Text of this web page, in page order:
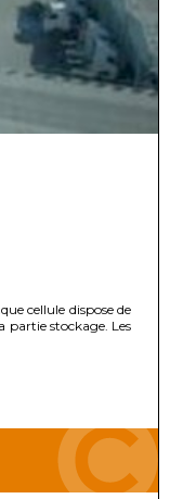
cellule dispose de
partie stockage. Les